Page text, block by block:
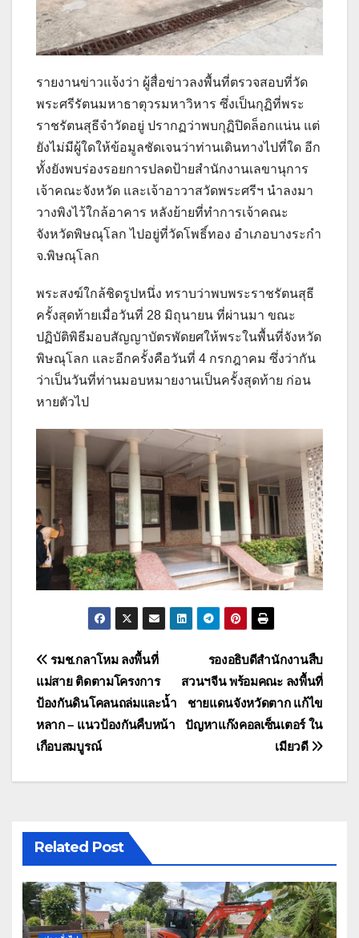
รายงานข่าวแจ้งว่า ผู้สื่อข่าวลงพื้นที่ตรวจสอบที่วัด
พระศรีรัตนมหาธาตุวรมหาวิหาร ซึ่งเป็นกุฏิที่พระ
ราชรัตนสุธีจำวัดอยู่ ปรากฏว่าพบกุฏิปิดล็อกแน่น แต่
ยังไม่มีผู้ใดให้ข้อมูลชัดเจนว่าท่านเดินทางไปที่ใด อีก
ทั้งยังพบร่องรอยการปลดป้ายสำนักงานเลขานุการ
เจ้าคณะจังหวัด และเจ้าอาวาสวัดพระศรีฯ นำลงมา
วางพิงไว้ใกล้อาคาร หลังย้ายที่ทำการเจ้าคณะ
จังหวัดพิษณุโลก ไปอยู่ที่วัดโพธิ์ทอง อำเภอบางระกำ
จ.พิษณุโลก
พระสงฆ์ใกล้ชิดรูปหนึ่ง ทราบว่าพบพระราชรัตนสุธี
ครั้งสุดท้ายเมื่อวันที่ 28 มิถุนายน ที่ผ่านมา ขณะ
ปฏิบัติพิธีมอบสัญญาบัตรพัดยศให้พระในพื้นที่จังหวัด
พิษณุโลก และอีกครั้งคือวันที่ 4 กรกฎาคม ซึ่งว่ากัน
ว่าเป็นวันที่ท่านมอบหมายงานเป็นครั้งสุดท้าย ก่อน
หายตัวไป
แนะแนว
เรื่อง
รองอธิบดีสำนักงานสืบ
สวนฯจีน พร้อมคณะ ลงพื้นที่
ชายแดนจังหวัดตาก แก้ไข
ปัญหาแก๊งคอลเซ็นเตอร์ ใน
เมียวดี
รมช.กลาโหม ลงพื้นที่
แม่สาย ติดตามโครงการ
ป้องกันดินโคลนถล่มและน้ำ
หลาก – แนวป้องกันคืบหน้า
เกือบสมบูรณ์
Related Post